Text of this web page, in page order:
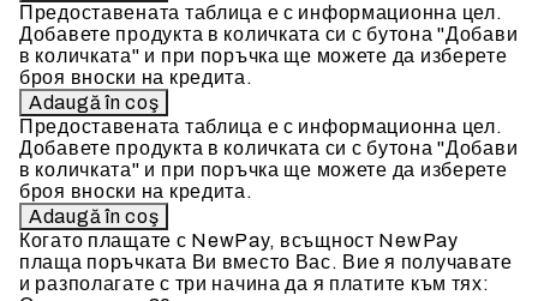
Предоставената таблица е с информационна цел.
Добавете продукта в количката си с бутона "Добави
в количката" и при поръчка ще можете да изберете
броя вноски на кредита.
Предоставената таблица е с информационна цел.
Добавете продукта в количката си с бутона "Добави
в количката" и при поръчка ще можете да изберете
броя вноски на кредита.
Когато плащате с NewPay, всъщност NewPay
плаща поръчката Ви вместо Вас. Вие я получавате
и разполагате с три начина да я платите към тях: